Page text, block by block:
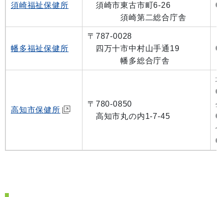
須崎福祉保健所
須崎市東古市町6-26
須崎第二総合庁舎
幡多福祉保健所
〒787-0028
四万十市中村山手通19
幡多総合庁舎
高知市保健所
〒780-0850
高知市丸の内1-7-45